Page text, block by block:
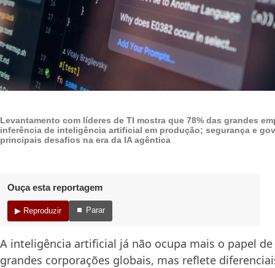
Levantamento com líderes de TI mostra que 78% das grandes
inferência de inteligência artificial em produção; segurança e
principais desafios na era da IA agêntica
Ouça esta reportagem
▶ Reproduzir ⏹ Parar
A inteligência artificial já não ocupa mais o papel
grandes corporações globais, mas reflete